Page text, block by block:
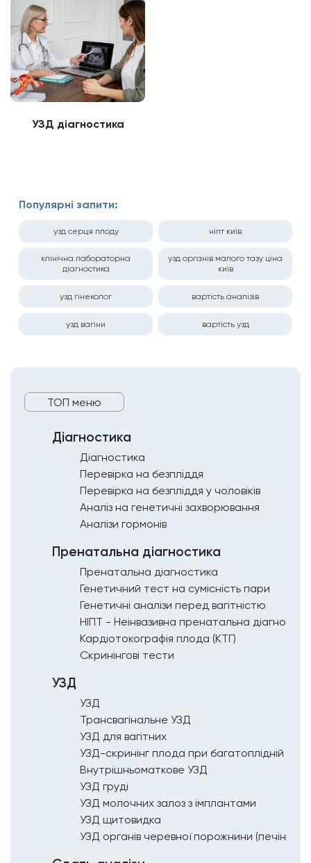
УЗД діагностика
Популярні запити:
узд серця плоду ніпт київ
клінічна лабораторна
діагностика
узд органів малого тазу ціна
київ
узд гінеколог вартість аналізів
узд вагіни вартість узд
ТОП меню
Діагностика
Діагностика
Перевірка на безпліддя
Перевірка на безпліддя у чоловіків
Аналіз на генетичні захворювання
Аналізи гормонів
Пренатальна діагностика
Пренатальна діагностика
Генетичний тест на сумісність пари
Генетичні аналізи перед вагітністю
НІПТ - Неінвазивна пренатальна
Кардіотокографія плода (КТГ)
Скринінгові тести
УЗД
УЗД
Трансвагінальне УЗД
УЗД для вагітних
Внутрішньоматкове УЗД
УЗД груді
УЗД молочних залоз з імплантами
УЗД щитовидка